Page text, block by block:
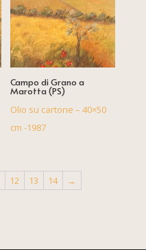
Campo di Grano a
Marotta (PS)
Olio su cartone – 40×50
cm -1987
12 13 14 →